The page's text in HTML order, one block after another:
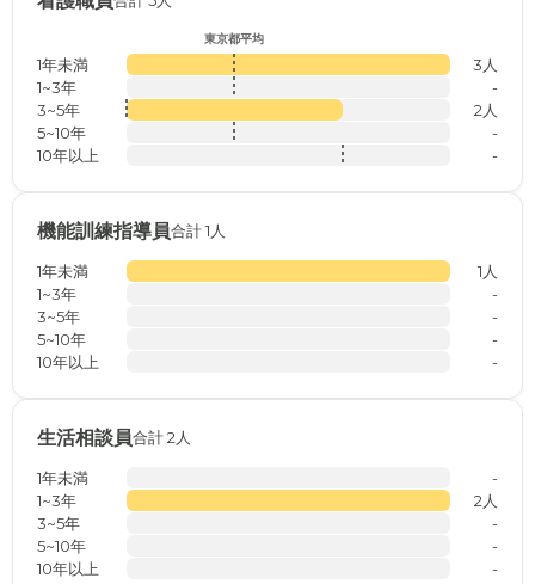
東京都平均
1年未満
3人
1~3年
-
3~5年
2人
5~10年
-
10年以上
-
機能訓練指導員合計 1人
1年未満
1人
1~3年
-
3~5年
-
5~10年
-
10年以上
-
生活相談員合計 2人
1年未満
-
1~3年
2人
3~5年
-
5~10年
-
10年以上
-